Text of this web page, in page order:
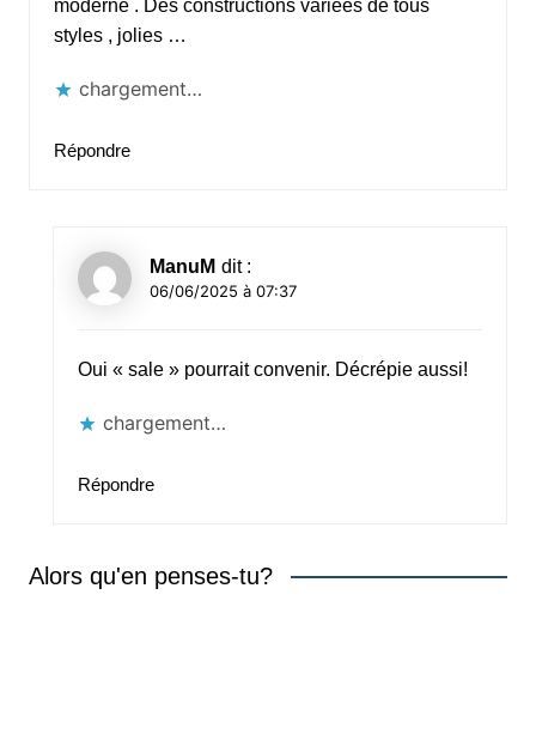
moderne . Des constructions variées de tous
styles , jolies …
chargement…
Répondre
ManuM dit :
06/06/2025 à 07:37
Oui « sale » pourrait convenir. Décrépie aussi!
chargement…
Répondre
Alors qu'en penses-tu?